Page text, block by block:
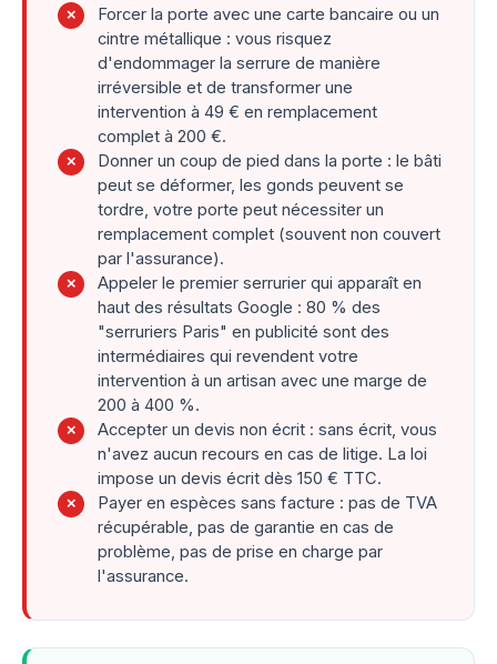
✗
Forcer la porte avec une carte bancaire ou un
cintre métallique : vous risquez
d'endommager la serrure de manière
irréversible et de transformer une
intervention à 49 € en remplacement
complet à 200 €.
✗
Donner un coup de pied dans la porte : le bâti
peut se déformer, les gonds peuvent se
tordre, votre porte peut nécessiter un
remplacement complet (souvent non couvert
par l'assurance).
✗
Appeler le premier serrurier qui apparaît en
haut des résultats Google : 80 % des
"serruriers Paris" en publicité sont des
intermédiaires qui revendent votre
intervention à un artisan avec une marge de
200 à 400 %.
✗
Accepter un devis non écrit : sans écrit, vous
n'avez aucun recours en cas de litige. La loi
impose un devis écrit dès 150 € TTC.
✗
Payer en espèces sans facture : pas de TVA
récupérable, pas de garantie en cas de
problème, pas de prise en charge par
l'assurance.